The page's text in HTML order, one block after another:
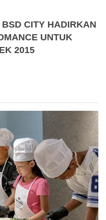
CITY HADIRKAN
UNTUK
2015